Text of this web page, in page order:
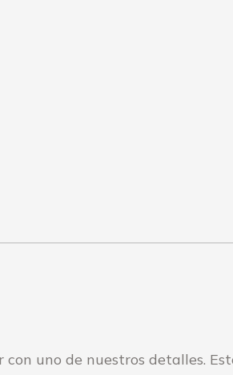
con uno de nuestros detalles.